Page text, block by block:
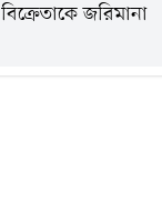
বিক্রেতাকে জরিমানা